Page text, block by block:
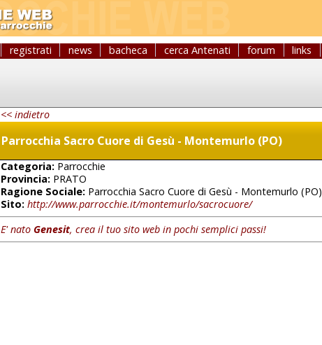
registrati news bacheca cerca Antenati forum links
<< indietro
Parrocchia Sacro Cuore di Gesù - Montemurlo (PO)
Categoria: Parrocchie
Provincia: PRATO
Ragione Sociale: Parrocchia Sacro Cuore di Gesù - Montemurlo (PO)
Sito: http://www.parrocchie.it/montemurlo/sacrocuore/
E' nato Genesit, crea il tuo sito web in pochi semplici passi!